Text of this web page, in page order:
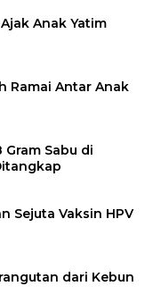
Anak Yatim
Ramai Antar Anak
Sabu di
Sejuta Vaksin HPV
dari Kebun